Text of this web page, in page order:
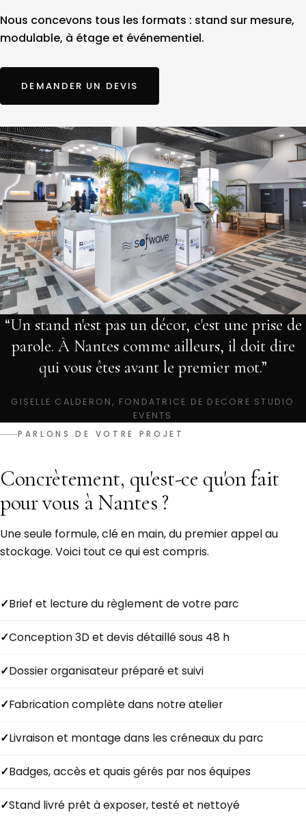
Nous concevons tous les formats : stand sur mesure,
modulable, à étage et événementiel.
DEMANDER UN DEVIS
“Un stand n'est pas un décor, c'est une prise de
parole. À Nantes comme ailleurs, il doit dire
qui vous êtes avant le premier mot.”
GISELLE CALDERON, FONDATRICE DE DECORE STUDIO
EVENTS
PARLONS DE VOTRE PROJET
Concrètement, qu'est-ce qu'on fait
pour vous à Nantes ?
Une seule formule, clé en main, du premier appel au
stockage. Voici tout ce qui est compris.
Brief et lecture du règlement de votre parc
Conception 3D et devis détaillé sous 48 h
Dossier organisateur préparé et suivi
Fabrication complète dans notre atelier
Livraison et montage dans les créneaux du parc
Badges, accès et quais gérés par nos équipes
Stand livré prêt à exposer, testé et nettoyé